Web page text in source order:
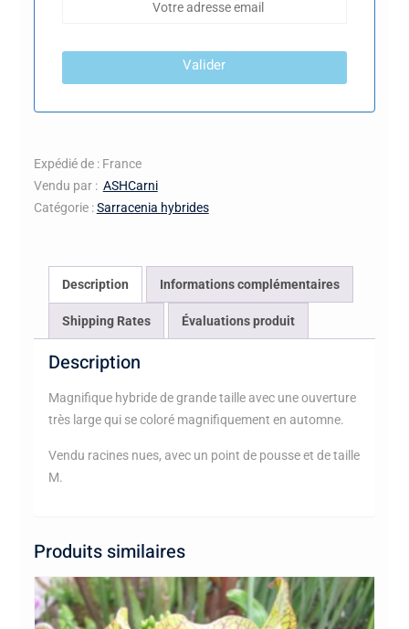
Valider
Expédié de : France
Vendu par : ASHCarni
Catégorie :Sarracenia hybrides
Description Informations complémentaires
Shipping Rates Évaluations produit
Description
Magnifique hybride de grande taille avec une ouverture
très large qui se coloré magnifiquement en automne.
Vendu racines nues, avec un point de pousse et de taille
M.
Produits similaires